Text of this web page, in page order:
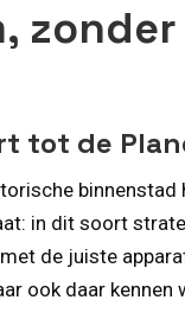
tot de
in dit soort
de juiste
ook daar